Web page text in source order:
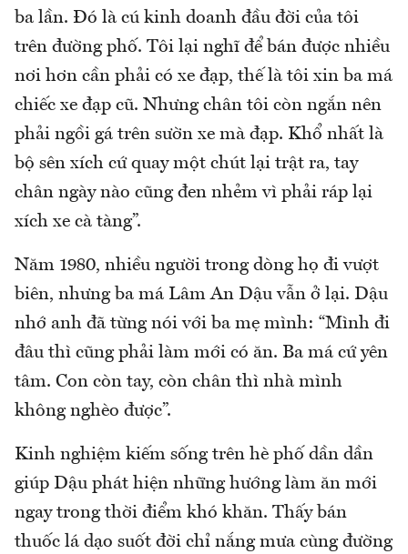
ba lần. Đó là cú kinh doanh đầu đời của tôi
trên đường phố. Tôi lại nghĩ để bán được nhiều
nơi hơn cần phải có xe đạp, thế là tôi xin ba má
chiếc xe đạp cũ. Nhưng chân tôi còn ngắn nên
phải ngồi gá trên sườn xe mà đạp. Khổ nhất là
bộ sên xích cứ quay một chút lại trật ra, tay
chân ngày nào cũng đen nhẻm vì phải ráp lại
xích xe cà tàng”.
Năm 1980, nhiều người trong dòng họ đi vượt
biên, nhưng ba má Lâm An Dậu vẫn ở lại. Dậu
nhớ anh đã từng nói với ba mẹ mình: “Mình đi
đâu thì cũng phải làm mới có ăn. Ba má cứ yên
tâm. Con còn tay, còn chân thì nhà mình
không nghèo được”.
Kinh nghiệm kiếm sống trên hè phố dần dần
giúp Dậu phát hiện những hướng làm ăn mới
ngay trong thời điểm khó khăn. Thấy bán
thuốc lá dạo suốt đời chỉ nắng mưa cùng đường